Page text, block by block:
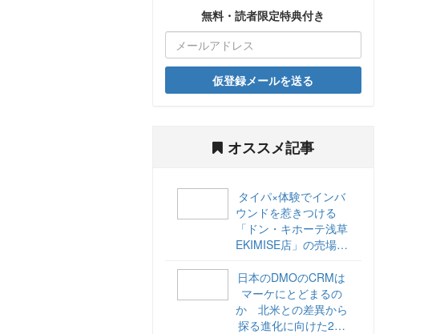
無料・読者限定特典付き
仮登録メールを送る
オススメ記事
タイパ×体験でインバ
ウンドを惹きつける
「ドン・キホーテ浅草
EKIMISE店」の売場づ
日本のDMOのCRMは
マーケにとどまるの
か 北米との差異から
探る進化に向けた2ス